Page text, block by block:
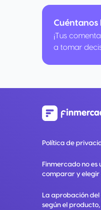
Cuéntanos
¡Tus
a tomar
Política de
Finmercado no
comparar y elegir
La aprobación
según el